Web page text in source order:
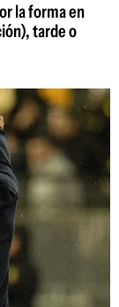
la forma en
tarde o